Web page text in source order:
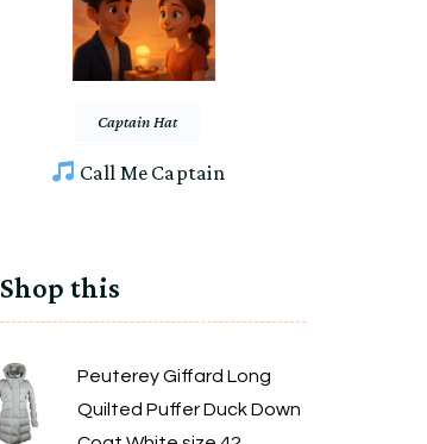
Captain Hat
Call Me Captain
Shop this
Peuterey Giffard Long
Quilted Puffer Duck Down